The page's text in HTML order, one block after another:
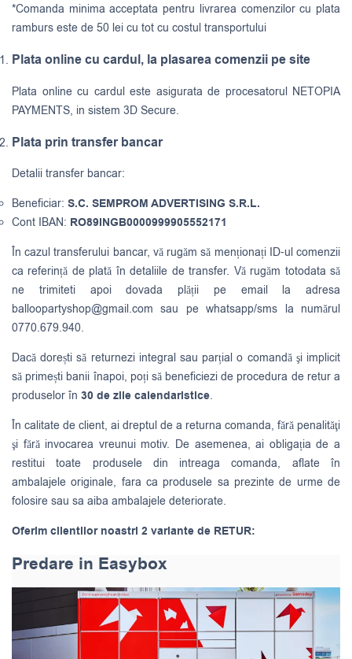
*Comanda minima acceptata pentru livrarea comenzilor cu plata
ramburs este de 50 lei cu tot cu costul transportului
Plata online cu cardul, la plasarea comenzii pe site
Plata online cu cardul este asigurata de procesatorul NETOPIA
PAYMENTS, in sistem 3D Secure.
Plata prin transfer bancar
Detalii transfer bancar:
Beneficiar: S.C. SEMPROM ADVERTISING S.R.L.
Cont IBAN: RO89INGB0000999905552171
În cazul transferului bancar, vă rugăm să menționați ID-ul comenzii
ca referință de plată în detaliile de transfer. Vă rugăm totodata să
ne trimiteti apoi dovada plății pe email la adresa
balloopartyshop@gmail.com sau pe whatsapp/sms la numărul
0770.679.940.
Dacă dorești să returnezi integral sau parțial o comandă şi implicit
să primești banii înapoi, poți să beneficiezi de procedura de retur a
produselor în 30 de zile calendaristice.
În calitate de client, ai dreptul de a returna comanda, fără penalităţi
şi fără invocarea vreunui motiv. De asemenea, ai obligația de a
restitui toate produsele din intreaga comanda, aflate în
ambalajele originale, fara ca produsele sa prezinte de urme de
folosire sau sa aiba ambalajele deteriorate.
Oferim clientilor noastri 2 variante de RETUR:
Predare in Easybox